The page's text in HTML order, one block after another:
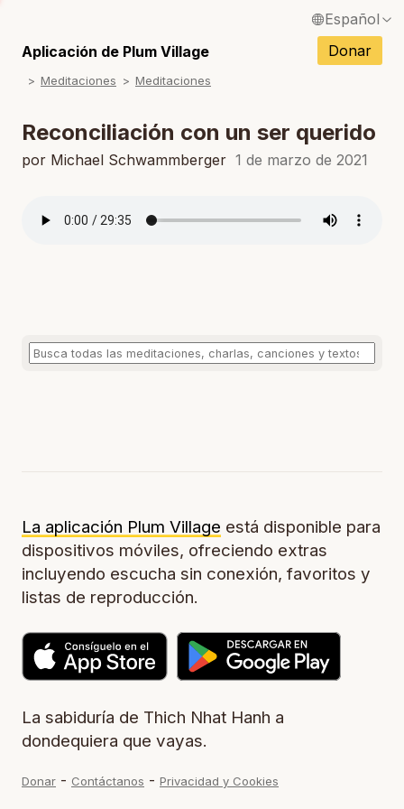
Español
English / Inglés
Deutsch / Alemán
Italiano / Italiano
Tiếng Việt / Vietnamita
Aplicación de Plum Village Donar
Meditaciones Meditaciones
Reconciliación con un ser querido
por Michael Schwammberger 1 de marzo de 2021
La aplicación Plum Village está disponible para
dispositivos móviles, ofreciendo extras
incluyendo escucha sin conexión, favoritos y
listas de reproducción.
La sabiduría de Thich Nhat Hanh a
dondequiera que vayas.
Donar - Contáctanos - Privacidad y Cookies